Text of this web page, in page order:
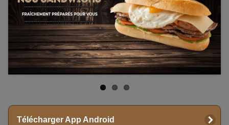
Télécharger App Android